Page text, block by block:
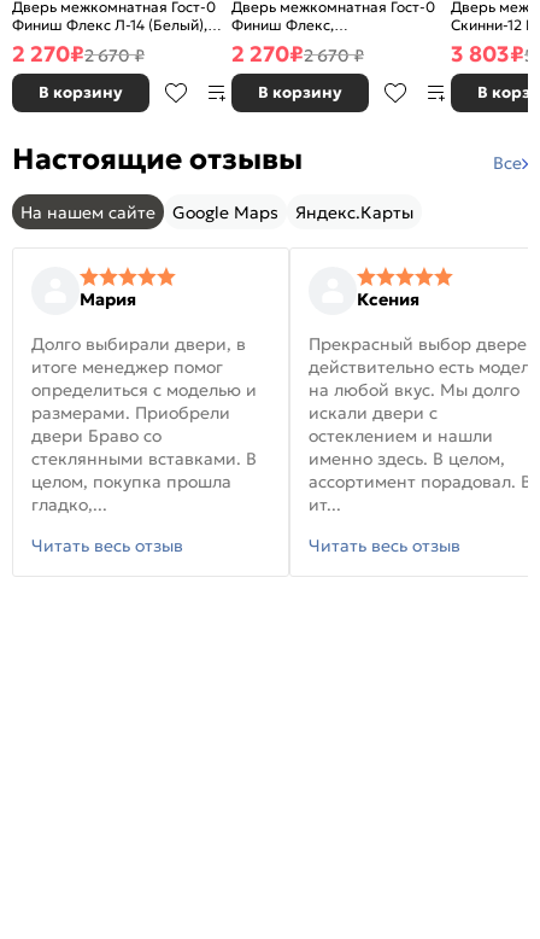
Дверь межкомнатная Гост-0
Финиш Флекс Л-14 (Белый),
глухая, каркасно-щитовая
2 270₽2 670 ₽
В корзину
Дверь межкомнатная Гост-0
Финиш Флекс,
Ламинированные Л-11
(ИталОрех), глухая, каркасно-
щитовая
2 270₽2 670 ₽
В корзину
Дверь
Скинни-12
глухая,
3 803₽5
В
Настоящие отзывы Все
На нашем сайте Google Maps Яндекс.Карты
Мария
Долго выбирали двери, в
итоге менеджер помог
определиться с моделью и
размерами. Приобрели
двери Браво со
стеклянными вставками. В
целом, покупка прошла
гладко,...
Читать весь отзыв
Ксения
Прекрасный выбор
действительно есть модели
на любой вкус. Мы долго
искали двери с
остеклением и нашли
именно здесь. В целом,
ассортимент порадовал. В
ит...
Читать весь отзыв